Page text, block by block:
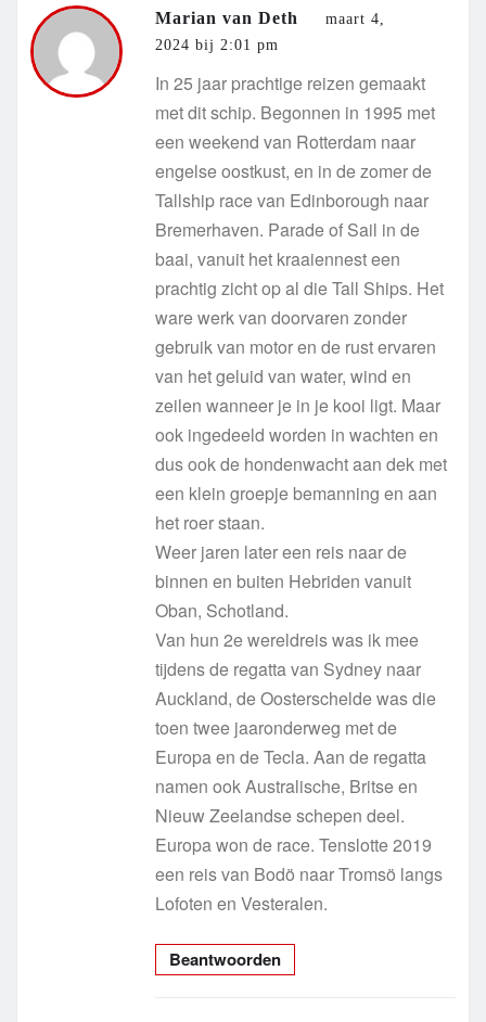
Marian van Deth
maart 4,
2024 bij 2:01 pm
In 25 jaar prachtige reizen gemaakt
met dit schip. Begonnen in 1995 met
een weekend van Rotterdam naar
engelse oostkust, en in de zomer de
Tallship race van Edinborough naar
Bremerhaven. Parade of Sail in de
baai, vanuit het kraaiennest een
prachtig zicht op al die Tall Ships. Het
ware werk van doorvaren zonder
gebruik van motor en de rust ervaren
van het geluid van water, wind en
zeilen wanneer je in je kooi ligt. Maar
ook ingedeeld worden in wachten en
dus ook de hondenwacht aan dek met
een klein groepje bemanning en aan
het roer staan.
Weer jaren later een reis naar de
binnen en buiten Hebriden vanuit
Oban, Schotland.
Van hun 2e wereldreis was ik mee
tijdens de regatta van Sydney naar
Auckland, de Oosterschelde was die
toen twee jaaronderweg met de
Europa en de Tecla. Aan de regatta
namen ook Australische, Britse en
Nieuw Zeelandse schepen deel.
Europa won de race. Tenslotte 2019
een reis van Bodö naar Tromsö langs
Lofoten en Vesteralen.
Beantwoorden